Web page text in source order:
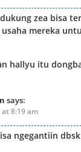
zea bisa
mereka
hallyu itu
says:
8:19 am
ngegantiin dbsk